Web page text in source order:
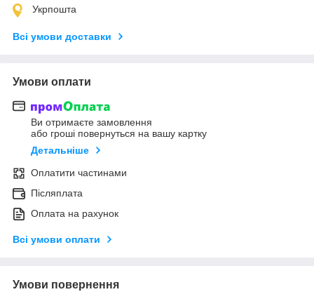
Укрпошта
Всі умови доставки
Умови оплати
Ви отримаєте замовлення
або гроші повернуться на вашу картку
Детальніше
Оплатити частинами
Післяплата
Оплата на рахунок
Всі умови оплати
Умови повернення